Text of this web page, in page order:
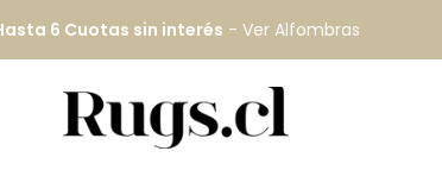
Despacho GRATIS todo Chile continental